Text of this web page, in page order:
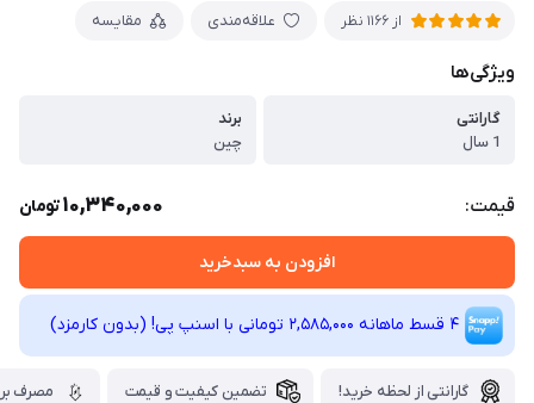
از 1166 نظر علاقه‌مندی مقایسه
ویژگی‌ها
گارانتی
1 سال
برند
چین
قیمت: 10,340,000تومان
افزودن به سبدخرید
4 قسط ماهانه 2,585,000 تومانی با اسنپ ‌پی! (بدون کارمزد)
گارانتی از لحظه خرید! تضمین کیفیت و قیمت مصرف